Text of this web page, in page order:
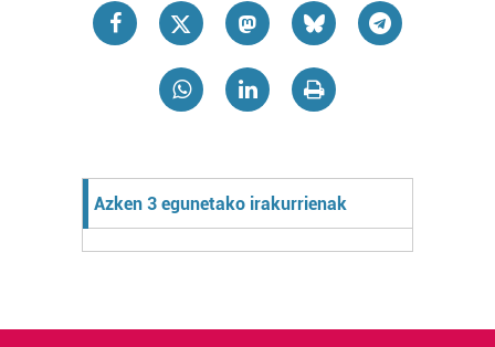
Azken 3 egunetako irakurrienak